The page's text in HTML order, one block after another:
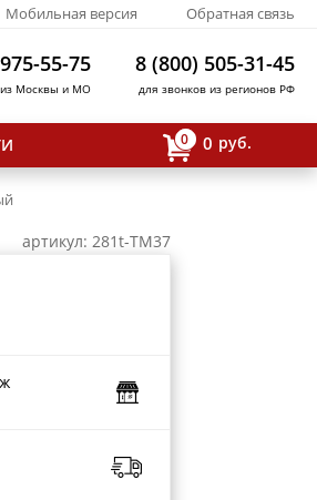
Мобильная версия Обратная связь
55-75
из Москвы и МО
8 (800) 505-31-45
для звонков из регионов РФ
0 0 руб.
артикул: 281t-TM37